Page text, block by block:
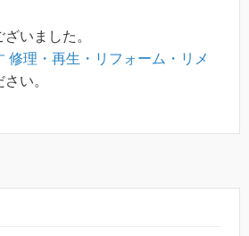
いました。
修理・再生・リフォーム・リメ
い。